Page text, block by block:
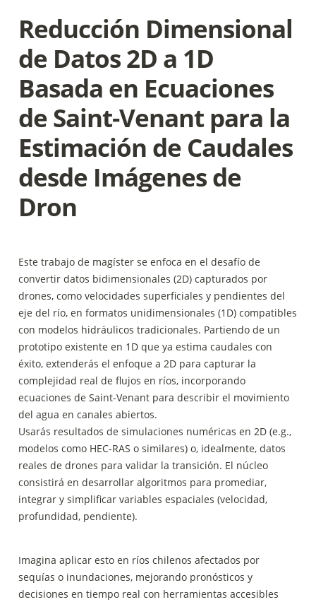
Reducción Dimensional
de Datos 2D a 1D
Basada en Ecuaciones
de Saint-Venant para la
Estimación de Caudales
desde Imágenes de
Dron
Este trabajo de magíster se enfoca en el desafío de
convertir datos bidimensionales (2D) capturados por
drones, como velocidades superficiales y pendientes del
eje del río, en formatos unidimensionales (1D) compatibles
con modelos hidráulicos tradicionales. Partiendo de un
prototipo existente en 1D que ya estima caudales con
éxito, extenderás el enfoque a 2D para capturar la
complejidad real de flujos en ríos, incorporando
ecuaciones de Saint-Venant para describir el movimiento
del agua en canales abiertos.
Usarás resultados de simulaciones numéricas en 2D (e.g.,
modelos como HEC-RAS o similares) o, idealmente, datos
reales de drones para validar la transición. El núcleo
consistirá en desarrollar algoritmos para promediar,
integrar y simplificar variables espaciales (velocidad,
profundidad, pendiente).
Imagina aplicar esto en ríos chilenos afectados por
sequías o inundaciones, mejorando pronósticos y
decisiones en tiempo real con herramientas accesibles